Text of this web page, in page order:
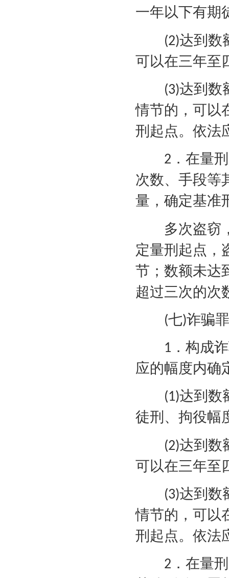
一年以下有期
(2)达到数
可以在三年至
(3)达到数
情节的，可以
刑起点。依法
2 ．在量
次数、手段等
量，确定基准
多次盗窃，
定量刑起点，
节；数额未达
超过三次的次
(七)诈骗罪
1 ．构成
应的幅度内确
(1)达到数
徒刑、拘役幅
(2)达到数
可以在三年至
(3)达到数
情节的，可以
刑起点。依法
2 ．在量